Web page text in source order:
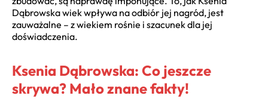
Dąbrowska wiek wpływa na odbiór jej nagród, jest
zauważalne – z wiekiem rośnie i szacunek dla jej
doświadczenia.
Ksenia Dąbrowska: Co jeszcze
skrywa? Mało znane fakty!